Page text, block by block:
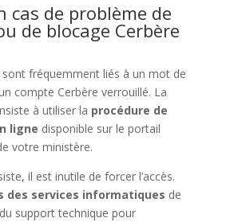
cas de problème de
de blocage Cerbère
sont fréquemment liés à un mot de
compte Cerbère verrouillé. La
à utiliser la procédure de
ligne disponible sur le portail
votre ministère.
il est inutile de forcer l’accès.
des services informatiques de
support technique pour